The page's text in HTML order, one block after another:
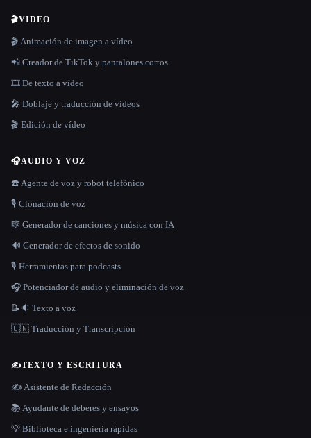
🎬VIDEO
🎬 Animación de imagen a vídeo
📲 Creador de TikTok y pantalones cortos
🎞️ De texto a vídeo
🎤 Doblaje y traducción de vídeos
🎬 Edición de vídeo
🎧AUDIO Y VOZ
☎️ Agente de voz y robot telefónico
🎙️ Clonación de voz
🎼 Generador de canciones y música con IA
🔊 Generador de efectos de sonido
🎙️ Herramientas para podcasts
🎧 Potenciador de audio y eliminación de voz
📝🔉 Texto a voz
🇺🇳 Traducción y Transcripción
✍️TEXTO Y ESCRITURA
✍️ Asistente de Redacción
📚 Ayudante de deberes y ensayos
💡 Biblioteca e ingeniería rápidas